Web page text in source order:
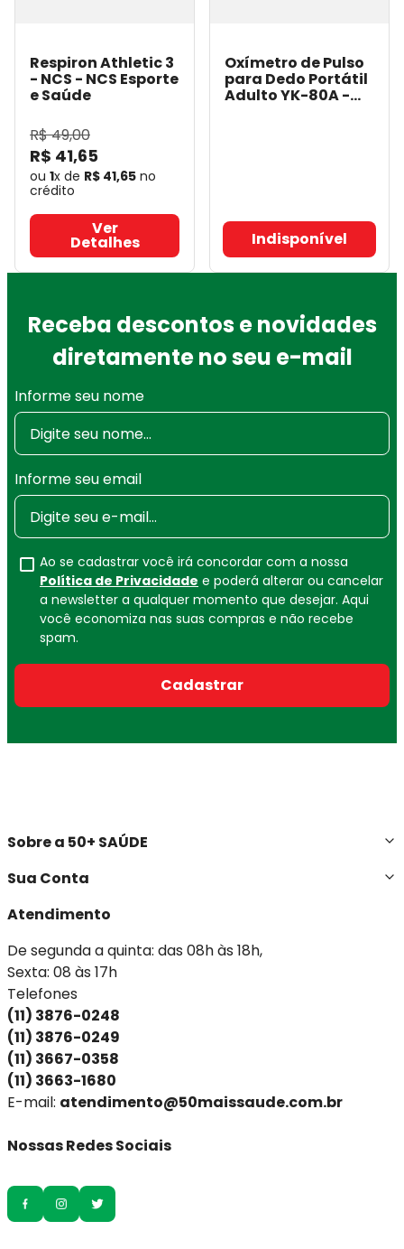
Respiron Athletic 3
- NCS - NCS Esporte
e Saúde
R$49,00
R$ 41,65
ou 1x de R$ 41,65 no
crédito
Ver
Detalhes
Oxímetro de Pulso
para Dedo Portátil
Adulto YK-80A -
Indisponível
Receba descontos e novidades
diretamente no seu e-mail
Informe seu nome
Informe seu email
Ao se cadastrar você irá concordar com a nossa
Política de Privacidade e poderá alterar ou cancelar
a newsletter a qualquer momento que desejar. Aqui
você economiza nas suas compras e não recebe
spam.
Cadastrar
Sobre a 50+ SAÚDE
Sua Conta
Atendimento
De segunda a quinta: das 08h às 18h,
Sexta: 08 às 17h
Telefones
(11) 3876-0248
(11) 3876-0249
(11) 3667-0358
(11) 3663-1680
E-mail: atendimento@50maissaude.com.br
Nossas Redes Sociais